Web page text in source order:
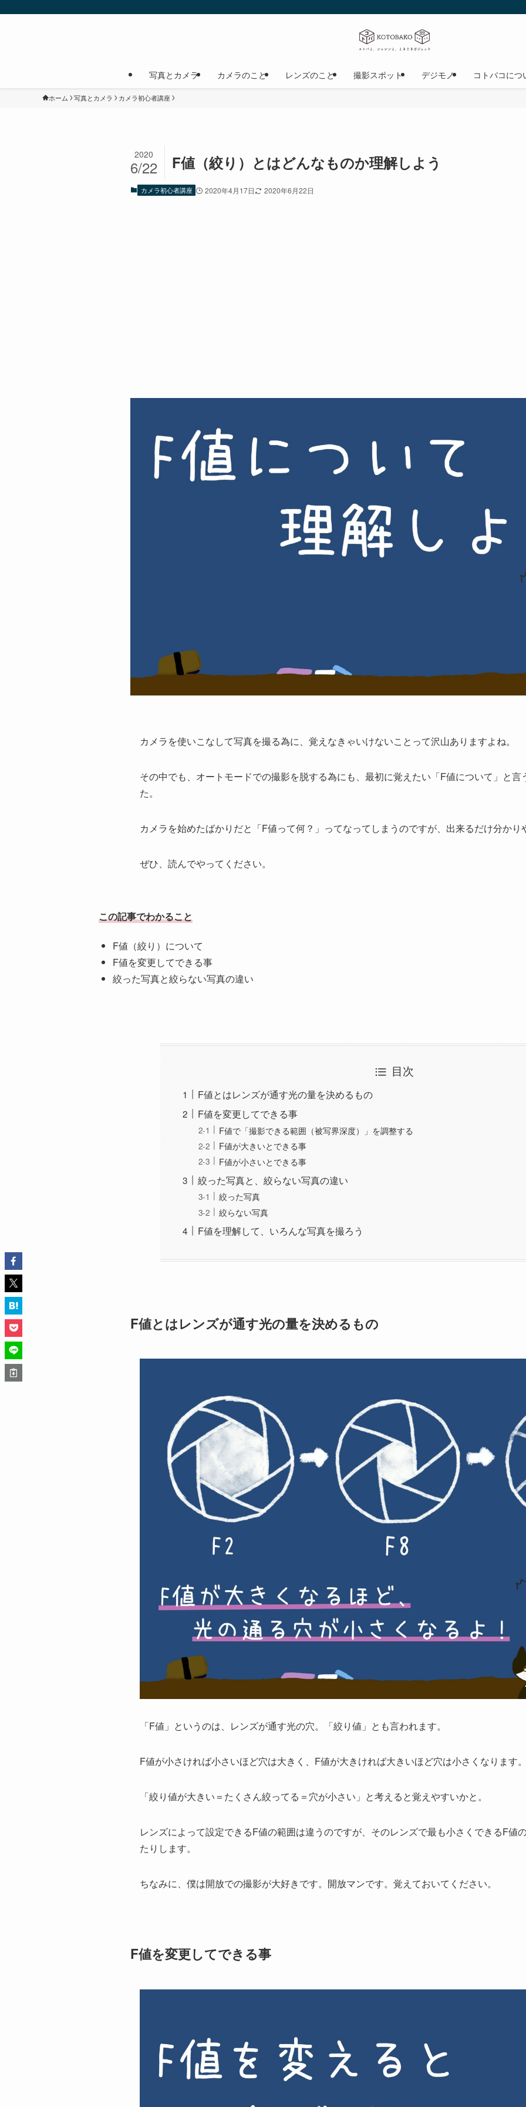
写真とカメラ カメラのこと レンズのこと 撮影スポット デジモノ コトバコにつ
ホーム 写真とカメラ カメラ初心者講座
F値（絞り）とはどんなものか理解しよう
2020
6/22
カメラ初心者講座 2020年4月17日 2020年6月22日
カメラを使いこなして写真を撮る為に、覚えなきゃいけないことって沢山ありますよね。
その中でも、オートモードでの撮影を脱する為にも、最初に覚えたい「F値について」と言
た。
カメラを始めたばかりだと「F値って何？」ってなってしまうのですが、出来るだけ分かり
ぜひ、読んでやってください。
この記事でわかること
F値（絞り）について
F値を変更してできる事
絞った写真と絞らない写真の違い
目次
F値とはレンズが通す光の量を決めるもの
F値を変更してできる事
F値で「撮影できる範囲（被写界深度）」を調整する
F値が大きいとできる事
F値が小さいとできる事
絞った写真と、絞らない写真の違い
絞った写真
絞らない写真
F値を理解して、いろんな写真を撮ろう
F値とはレンズが通す光の量を決めるもの
「F値」というのは、レンズが通す光の穴。「絞り値」とも言われます。
F値が小さければ小さいほど穴は大きく、F値が大きければ大きいほど穴は小さくなります。
「絞り値が大きい＝たくさん絞ってる＝穴が小さい」 と考えると覚えやすいかと。
レンズによって設定できるF値の範囲は違うのですが、そのレンズで最も小さくできるF値
たりします。
ちなみに、僕は開放での撮影が大好きです。開放マンです。覚えておいてください。
F値を変更してできる事